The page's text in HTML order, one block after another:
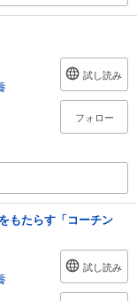
試し読み
フォロー
もたらす「コーチン
試し読み